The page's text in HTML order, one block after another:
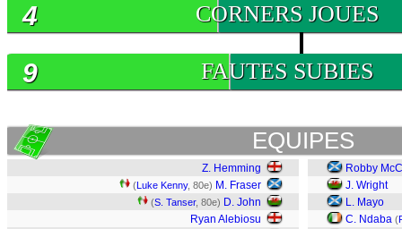
CORNERS JOUES
4
FAUTES SUBIES
9
EQUIPES
Z. Hemming
(Luke Kenny, 80e) M. Fraser
(S. Tanser, 80e) D. John
Ryan Alebiosu
Robby
J. Wright
L. Mayo
C. Ndaba (